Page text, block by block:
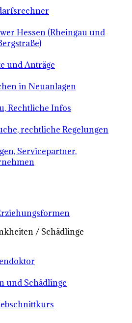
Hessen (Rheingau und
und Anträge
in Neuanlagen
Rechtliche Infos
rechtliche Regelungen
Servicepartner,
/ Schädlinge
und Schädlinge